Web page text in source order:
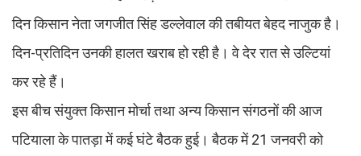
दिन किसान नेता जगजीत सिंह डल्लेवाल की तबीयत बेहद नाजुक है।
दिन-प्रतिदिन उनकी हालत खराब हो रही है। वे देर रात से उल्टियां
कर रहे हैं।
इस बीच संयुक्त किसान मोर्चा तथा अन्य किसान संगठनों की आज
पटियाला के पातड़ा में कई घंटे बैठक हुई। बैठक में 21 जनवरी को